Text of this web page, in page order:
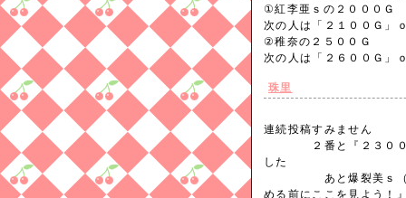
①紅李亜ｓの２０００Ｇ
次の人は「２１００Ｇ」
②稚奈の２５００Ｇ
次の人は「２６００Ｇ
珠里
連続投稿すみません
２番と『２３００Ｇ
した
あと爆裂美ｓ（名だ
める前にここを見よう